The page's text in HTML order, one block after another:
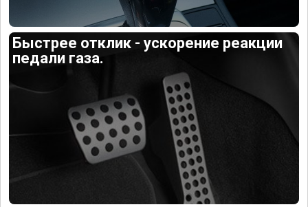
Быстрее отклик - ускорение реакции
педали газа.